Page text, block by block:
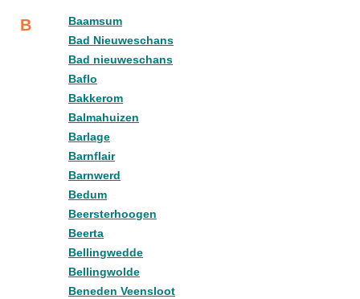
B
Baamsum
Bad Nieuweschans
Bad nieuweschans
Baflo
Bakkerom
Balmahuizen
Barlage
Barnflair
Barnwerd
Bedum
Beersterhoogen
Beerta
Bellingwedde
Bellingwolde
Beneden Veensloot